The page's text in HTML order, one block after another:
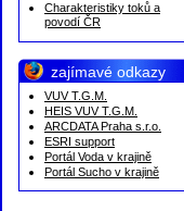
Charakteristiky toků a
povodí ČR
zajímavé odkazy
VUV T.G.M.
HEIS VUV T.G.M.
ARCDATA Praha s.r.o.
ESRI support
Portál Voda v krajině
Portál Sucho v krajině